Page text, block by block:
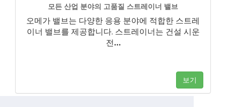
모든 산업 분야의 고품질 스트레이너 밸브
오메가 밸브는 다양한 응용 분야에 적합한 스트레
이너 밸브를 제공합니다. 스트레이너는 건설 시운
전…
보기